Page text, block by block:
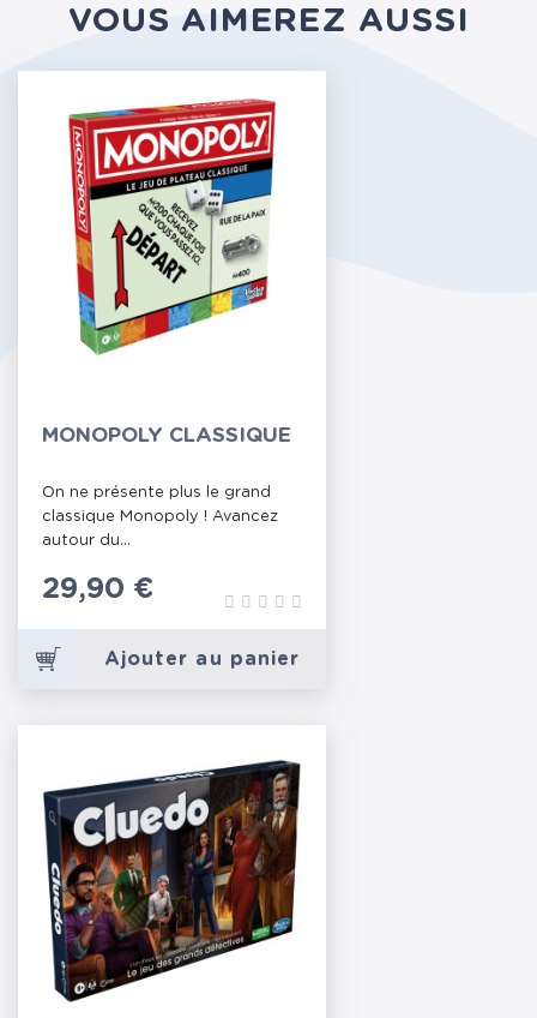
VOUS AIMEREZ AUSSI
MONOPOLY CLASSIQUE
On ne présente plus le grand
classique Monopoly ! Avancez
autour du...
Prix
29,90 €
Ajouter au panier